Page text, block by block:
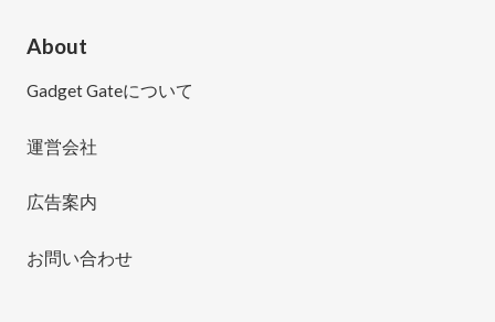
About
Gadget Gateについて
運営会社
広告案内
お問い合わせ